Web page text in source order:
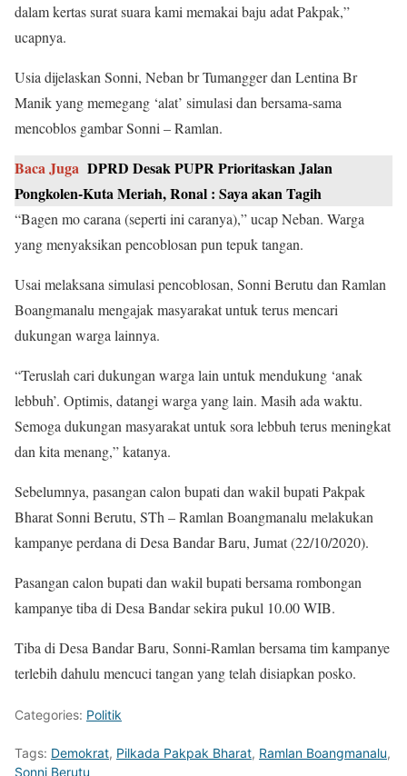
dalam kertas surat suara kami memakai baju adat Pakpak,”
ucapnya.
Usia dijelaskan Sonni, Neban br Tumangger dan Lentina Br
Manik yang memegang ‘alat’ simulasi dan bersama-sama
mencoblos gambar Sonni – Ramlan.
Baca Juga DPRD Desak PUPR Prioritaskan Jalan
Pongkolen-Kuta Meriah, Ronal : Saya akan Tagih
“Bagen mo carana (seperti ini caranya),” ucap Neban. Warga
yang menyaksikan pencoblosan pun tepuk tangan.
Usai melaksana simulasi pencoblosan, Sonni Berutu dan Ramlan
Boangmanalu mengajak masyarakat untuk terus mencari
dukungan warga lainnya.
“Teruslah cari dukungan warga lain untuk mendukung ‘anak
lebbuh’. Optimis, datangi warga yang lain. Masih ada waktu.
Semoga dukungan masyarakat untuk sora lebbuh terus meningkat
dan kita menang,” katanya.
Sebelumnya, pasangan calon bupati dan wakil bupati Pakpak
Bharat Sonni Berutu, STh – Ramlan Boangmanalu melakukan
kampanye perdana di Desa Bandar Baru, Jumat (22/10/2020).
Pasangan calon bupati dan wakil bupati bersama rombongan
kampanye tiba di Desa Bandar sekira pukul 10.00 WIB.
Tiba di Desa Bandar Baru, Sonni-Ramlan bersama tim kampanye
terlebih dahulu mencuci tangan yang telah disiapkan posko.
Categories: Politik
Tags: Demokrat, Pilkada Pakpak Bharat, Ramlan Boangmanalu,
Sonni Berutu